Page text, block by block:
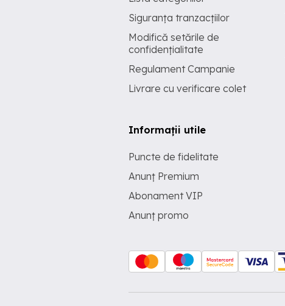
Siguranța tranzacțiilor
Modifică setările de
confidențialitate
Regulament Campanie
Livrare cu verificare colet
Informații utile
Puncte de fidelitate
Anunț Premium
Abonament VIP
Anunț promo